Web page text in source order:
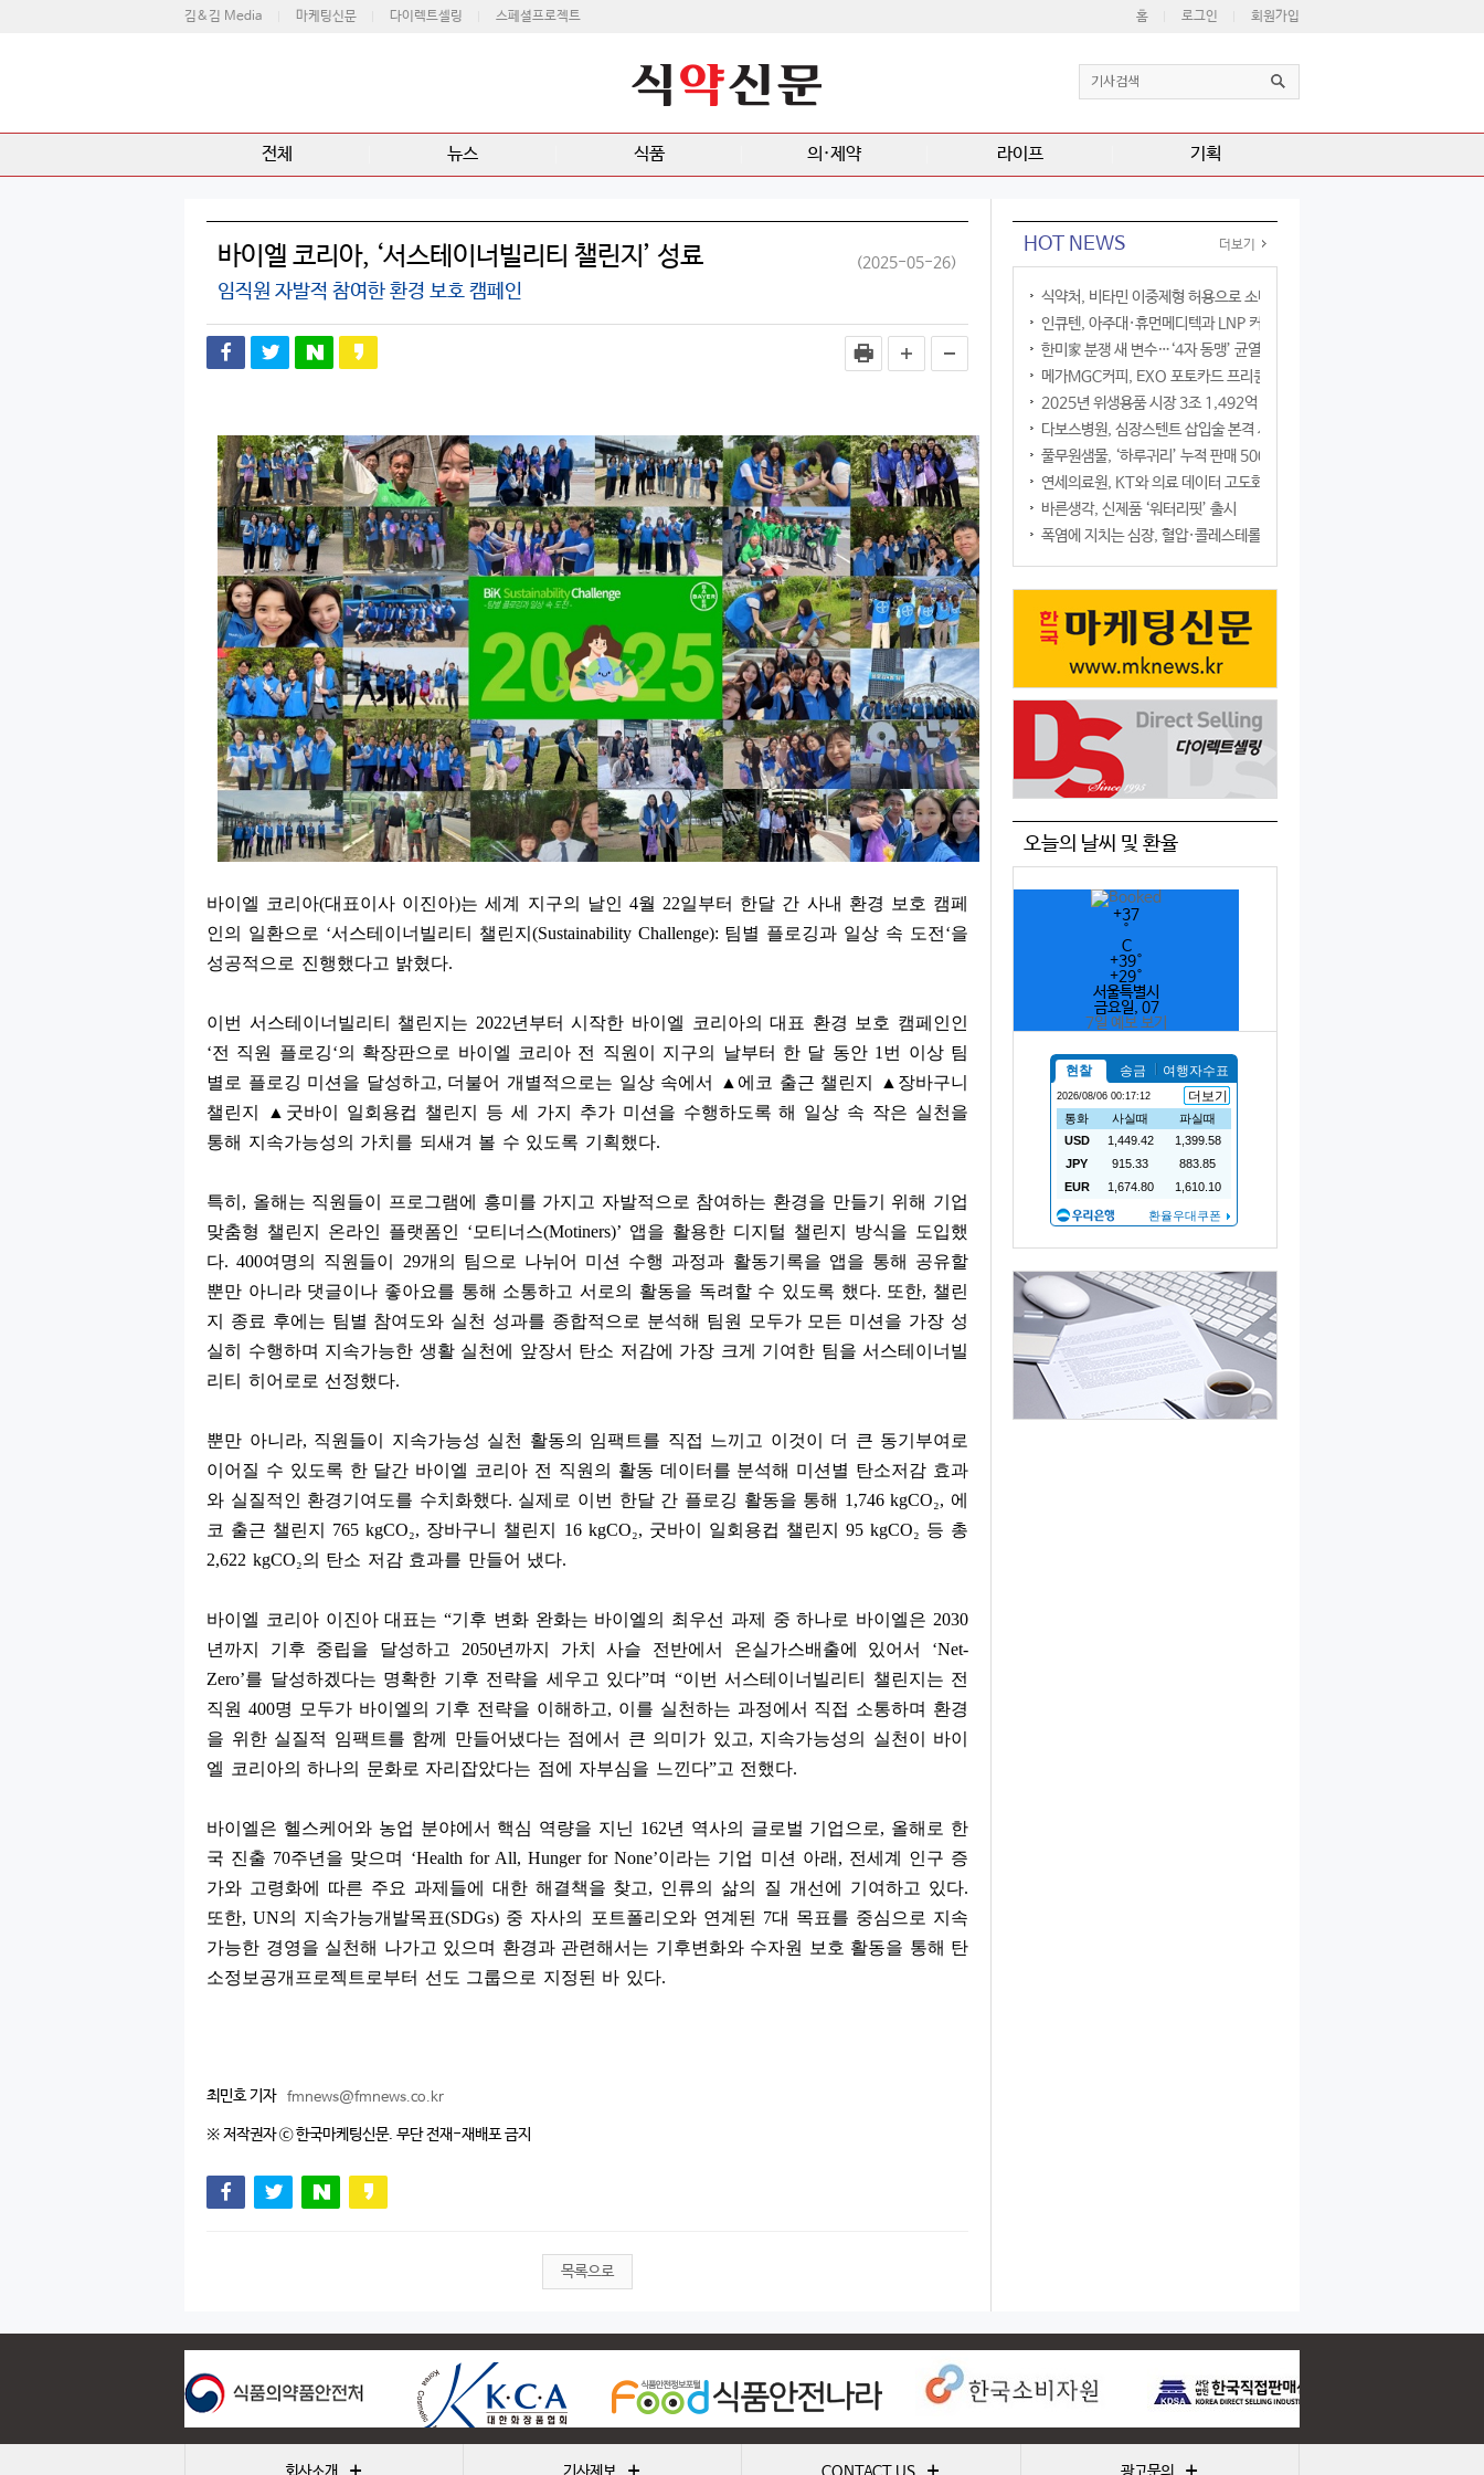
김&김 Media 마케팅신문 다이렉트셀링 스페셜프로젝트 홈 로그인 회원가입
전체 뉴스 식품 의·제약 라이프 기획
바이엘 코리아, ‘서스테이너빌리티 챌린지’ 성료 (2025-05-26)
임직원 자발적 참여한 환경 보호 캠페인
바이엘 코리아(대표이사 이진아)는 세계 지구의 날인 4월 22일부터 한달 간 사내 환경 보호 캠페
인의 일환으로 ‘서스테이너빌리티 챌린지 (Sustainability Challenge): 팀별 플로깅과 일상 속 도전 ‘을
성공적으로 진행했다고 밝혔다.
이번 서스테이너빌리티 챌린지는 2022년부터 시작한 바이엘 코리아의 대표 환경 보호 캠페인인
‘전 직원 플로깅‘의 확장판으로 바이엘 코리아 전 직원이 지구의 날부터 한 달 동안 1 번 이상 팀
별로 플로깅 미션을 달성하고, 더불어 개별적으로는 일상 속에서 ▲ 에코 출근 챌린지 ▲ 장바구니
챌린지
▲ 굿바이 일회용컵 챌린지 등 세 가지 추가 미션을 수행하도록 해 일상 속 작은 실천을
통해 지속가능성의 가치를 되새겨 볼 수 있도록 기획했다.
특히 , 올해는 직원들이 프로그램에 흥미를 가지고 자발적으로 참여하는 환경을 만들기 위해 기업
맞춤형 챌린지 온라인 플랫폼인 ‘ 모티너스(Motiners)’ 앱을 활용한 디지털 챌린지 방식을 도입했
다. 400여명의 직원들이 29개의 팀으로 나뉘어 미션 수행 과정과 활동기록을 앱을 통해 공유할
뿐만 아니라 댓글이나 좋아요를 통해 소통하고 서로의 활동을 독려할 수 있도록 했다. 또한, 챌린
지 종료 후에는 팀별 참여도와 실천 성과를 종합적으로 분석해 팀원 모두가 모든 미션을 가장 성
실히 수행하며 지속가능한 생활 실천에 앞장서 탄소 저감에 가장 크게 기여한 팀을 서스테이너빌
리티 히어로로 선정했다.
뿐만 아니라, 직원들이 지속가능성 실천 활동의 임팩트를 직접 느끼고 이것이 더 큰 동기부여로
이어질 수 있도록 한 달간 바이엘 코리아 전 직원의 활동 데이터를 분석해 미션별 탄소저감 효과
와 실질적인 환경기여도를 수치화했다. 실제로 이번 한달 간 플로깅 활동을 통해 1,746 kgCO₂, 에
코 출근 챌린지 765 kgCO₂, 장바구니 챌린지 16 kgCO₂, 굿바이 일회용컵 챌린지 95 kgCO₂ 등 총
2,622 kgCO₂의 탄소 저감 효과를 만들어 냈다.
바이엘 코리아 이진아 대표는“기후 변화 완화는 바이엘의 최우선 과제 중 하나로 바이엘은 2030
년까지 기후 중립을 달성하고 2050년까지 가치 사슬 전반에서 온실가스배출에 있어서 ‘Net-
Zero’를 달성하겠다는 명확한 기후 전략을 세우고 있다”며 “이번 서스테이너빌리티 챌린지는 전
직원 400명 모두가 바이엘의 기후 전략을 이해하고, 이를 실천하는 과정에서 직접 소통하며 환경
을 위한 실질적 임팩트를 함께 만들어냈다는 점에서 큰 의미가 있고, 지속가능성의 실천이 바이
엘 코리아의 하나의 문화로 자리잡았다는 점에 자부심을 느낀다”고 전했다.
바이엘은 헬스케어와 농업 분야에서 핵심 역량을 지닌 162년 역사의 글로벌 기업으로, 올해로 한
국 진출 70주년을 맞으며 ‘Health for All, Hunger for None’이라는 기업 미션 아래 , 전세계 인구 증
가와 고령화에 따른 주요 과제들에 대한 해결책을 찾고, 인류의 삶의 질 개선에 기여하고 있다.
또한, UN의 지속가능개발목표(SDGs) 중 자사의 포트폴리오와 연계된 7대 목표를 중심으로 지속
가능한 경영을 실천해 나가고 있으며 환경과 관련해서는 기후변화와 수자원 보호 활동을 통해 탄
소정보공개프로젝트로부터 선도 그룹으로 지정된 바 있다.
최민호 기자 fmnews@fmnews.co.kr
※ 저작권자 ⓒ 한국마케팅신문. 무단 전재-재배포 금지
목록으로
HOT NEWS 더보기
식약처, 비타민 이중제형 허용으로 소비자 선택권 확대
인큐텐, 아주대·휴먼메디텍과 LNP 커큐민 공동연구
한미家 분쟁 새 변수…‘4자 동맹’ 균열 현실화
메가MGC커피, EXO 포토카드 프리퀀시 이벤트
2025년 위생용품 시장 3조 1,492억 원
다보스병원, 심장스텐트 삽입술 본격 시행
풀무원샘물, ‘하루귀리’ 누적 판매 500만 병 돌파
연세의료원, KT와 의료 데이터 고도화 협력
바른생각, 신제품 ‘워터리핏’ 출시
폭염에 지치는 심장, 혈압·콜레스테롤만 챙기면 될까?
오늘의 날씨 및 환율
+37
°
C
+39°
+29°
서울특별시
금요일, 07
7일 예보 보기